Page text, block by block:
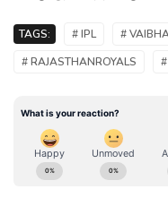
TAGS: # IPL
#
# RAJASTHANROYALS